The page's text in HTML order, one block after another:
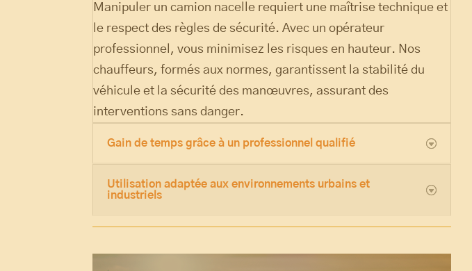
Manipuler un camion nacelle requiert une maîtrise technique et
le respect des règles de sécurité. Avec un opérateur
professionnel, vous minimisez les risques en hauteur. Nos
chauffeurs, formés aux normes, garantissent la stabilité du
véhicule et la sécurité des manœuvres, assurant des
interventions sans danger.
Gain de temps grâce à un professionnel qualifié
Utilisation adaptée aux environnements urbains et
industriels